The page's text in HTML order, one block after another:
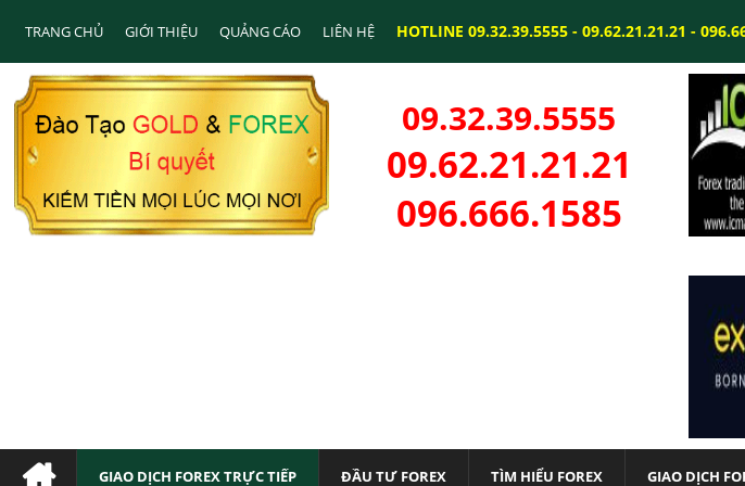
TRANG CHỦ GIỚI THIỆU QUẢNG CÁO LIÊN HỆ HOTLINE 09.32.39.5555 - 09.62.21.21.21 -
09.32.39.5555
09.62.21.21.21
096.666.1585
GIAO DỊCH FOREX TRỰC TIẾP ĐẦU TƯ FOREX TÌM HIỂU FOREX GIAO DỊCH